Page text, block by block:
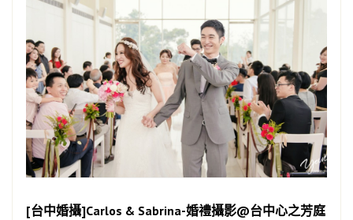
[台中婚攝]Carlos & Sabrina-婚禮攝影@台中心之芳庭